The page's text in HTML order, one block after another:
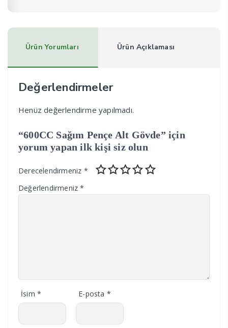
Ürün Yorumları Ürün Açıklaması
Değerlendirmeler
Henüz değerlendirme yapılmadı.
“600CC Sağım Pençe Alt Gövde” için
yorum yapan ilk kişi siz olun
Derecelendirmeniz *
Değerlendirmeniz*
İsim * E-posta *